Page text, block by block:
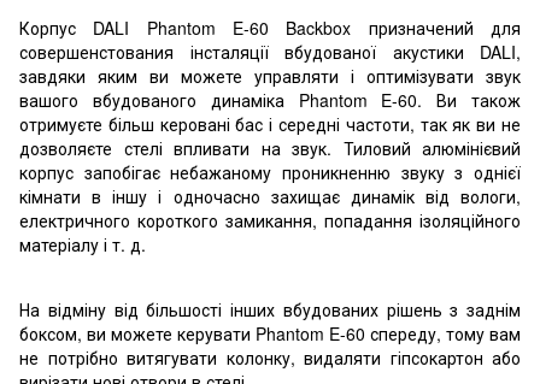
Корпус DALI Phantom E-60 Backbox призначений для
совершенстования інсталяції вбудованої акустики DALI,
завдяки яким ви можете управляти і оптимізувати звук
вашого вбудованого динаміка Phantom E-60. Ви також
отримуєте більш керовані бас і середні частоти, так як ви не
дозволяєте стелі впливати на звук. Тиловий алюмінієвий
корпус запобігає небажаному проникненню звуку з однієї
кімнати в іншу і одночасно захищає динамік від вологи,
електричного короткого замикання, попадання ізоляційного
матеріалу і т. д.
На відміну від більшості інших вбудованих рішень з заднім
боксом, ви можете керувати Phantom E-60 спереду, тому вам
не потрібно витягувати колонку, видаляти гіпсокартон або